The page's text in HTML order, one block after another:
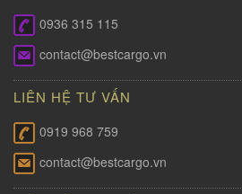
0936 315 115
contact@bestcargo.vn
LIÊN HỆ TƯ VẤN
0919 968 759
contact@bestcargo.vn